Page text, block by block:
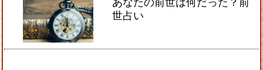
世占い